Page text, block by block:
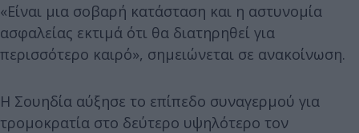
«Είναι μια σοβαρή κατάσταση και η αστυνομία
ασφαλείας εκτιμά ότι θα διατηρηθεί για
περισσότερο καιρό», σημειώνεται σε ανακοίνωση.
Η Σουηδία αύξησε το επίπεδο συναγερμού για
τρομοκρατία στο δεύτερο υψηλότερο τον